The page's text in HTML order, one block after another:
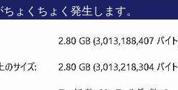
ょくちょく発生します。